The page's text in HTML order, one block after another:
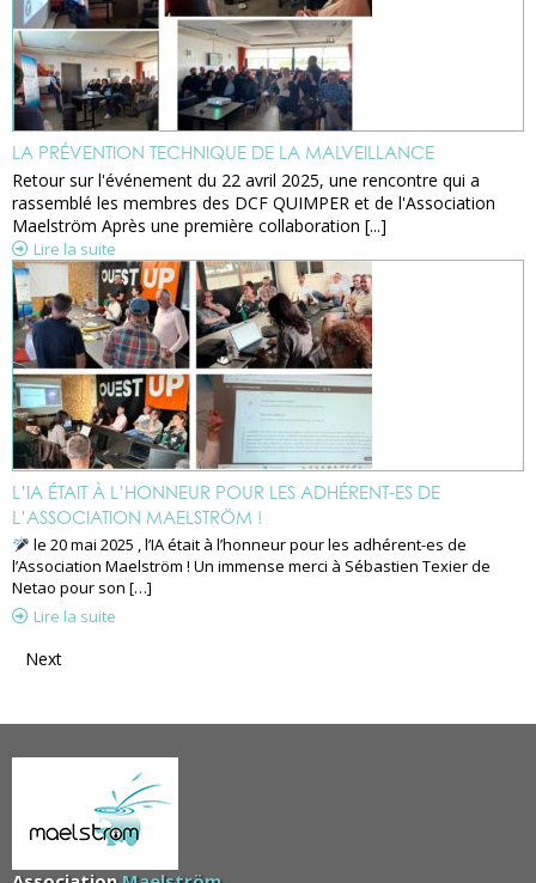
LA PRÉVENTION TECHNIQUE DE LA MALVEILLANCE
Retour sur l'événement du 22 avril 2025, une rencontre qui a
rassemblé les membres des DCF QUIMPER et de l'Association
Maelström Après une première collaboration [...]
Lire la suite
L’IA ÉTAIT À L’HONNEUR POUR LES ADHÉRENT-ES DE
L’ASSOCIATION MAELSTRÖM !
le 20 mai 2025 , l’IA était à l’honneur pour les adhérent-es de
l’Association Maelström ! Un immense merci à Sébastien Texier de
Netao pour son […]
Lire la suite
Next